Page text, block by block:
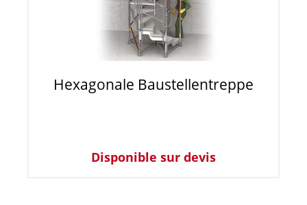
Hexagonale Baustellentreppe
Disponible sur devis